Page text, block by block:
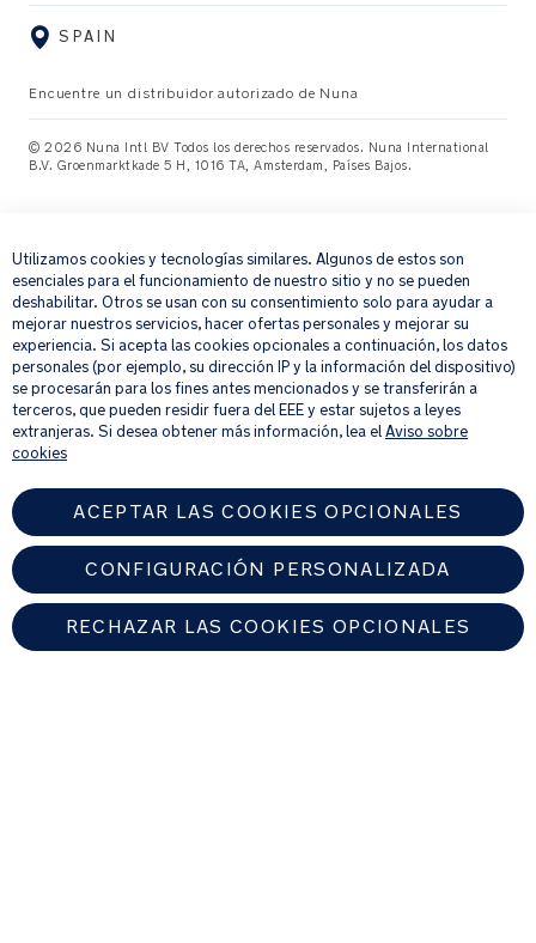
SPAIN
Encuentre un distribuidor autorizado de Nuna
© 2026 Nuna Intl BV Todos los derechos reservados. Nuna International
B.V. Groenmarktkade 5 H, 1016 TA, Amsterdam, Países Bajos.
Utilizamos cookies y tecnologías similares. Algunos de estos son
esenciales para el funcionamiento de nuestro sitio y no se pueden
deshabilitar. Otros se usan con su consentimiento solo para ayudar a
mejorar nuestros servicios, hacer ofertas personales y mejorar su
experiencia. Si acepta las cookies opcionales a continuación, los datos
personales (por ejemplo, su dirección IP y la información del dispositivo)
se procesarán para los fines antes mencionados y se transferirán a
terceros, que pueden residir fuera del EEE y estar sujetos a leyes
extranjeras. Si desea obtener más información, lea elAviso sobre
cookies
ACEPTAR LAS COOKIES OPCIONALES
CONFIGURACIÓN PERSONALIZADA
RECHAZAR LAS COOKIES OPCIONALES